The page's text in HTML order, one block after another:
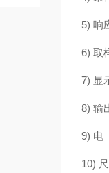
5) 响
6) 取
7) 显
8) 输
9) 电
10)